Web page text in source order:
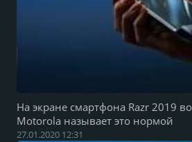
На экране смартфона Razr 2019
Motorola называет это нормой
27.01.2020 12:31